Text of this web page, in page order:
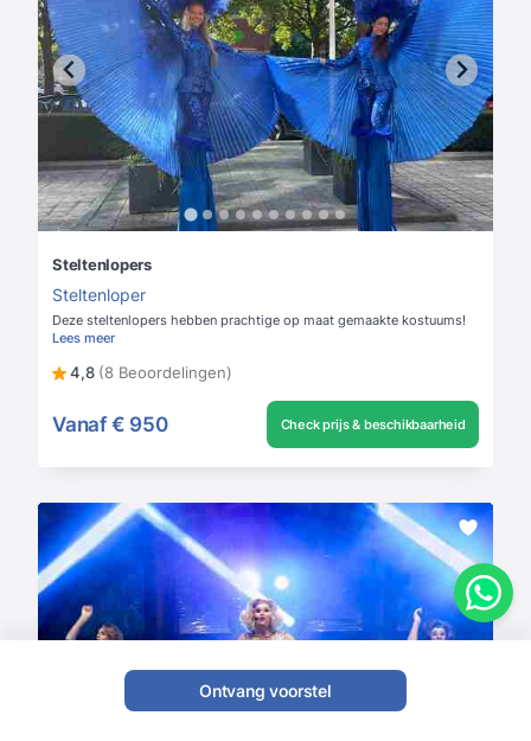
Steltenlopers
Steltenloper
Deze steltenlopers hebben prachtige op maat gemaakte kostuums!
Lees meer
4,8 (8 Beoordelingen)
Vanaf € 950 Check prijs & beschikbaarheid
Ontvang voorstel